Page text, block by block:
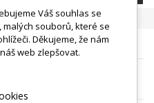
Dresy, Skákací Pytle Aj.
Váš souhlas se
souborů, které se
Děkujeme, že nám
web zlepšovat.